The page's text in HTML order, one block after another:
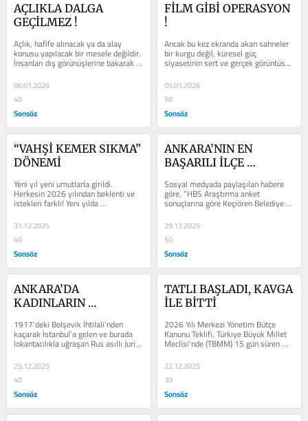
AÇLIKLA DALGA
GEÇİLMEZ !
Açlık, hafife alınacak ya da alay
konusu yapılacak bir mesele değildir.
İnsanları dış görünüşlerine bakarak
yargılamak, çoğu zaman...
06.01.2026
40
Sonsöz
FİLM GİBİ OPERASYON
!
Ancak bu kez ekranda akan sahneler
bir kurgu değil, küresel güç
siyasetinin sert ve gerçek görüntüsü
idi. ABD Başkanı Donald Trump’ın...
05.01.2026
50
Sonsöz
“VAHŞİ KEMER SIKMA”
DÖNEMİ
Yeni yıl yeni umutlarla girildi.
Herkesin 2026 yılından beklenti ve
istekleri farklı! Yeni yılda
sevdiklerine, ailesine, arkadaşlarına
en...
31.12.2025
40
Sonsöz
ANKARA’NIN EN
BAŞARILI İLÇE
BAŞKANLARI KİM?
Sosyal medyada paylaşılan habere
göre, “HBS Araştırma anket
sonuçlarına göre Keçiören Belediye
Başkanı Mesut Özarslan, 2025
yılında...
29.12.2025
50
Sonsöz
ANKARA’DA
KADINLARIN
1917’deki Bolşevik İhtilali’nden
kaçarak İstanbul’a gelen ve burada
lokantacılıkla uğraşan Rus asıllı Juri
Georges Karpovitch,...
25.12.2025
40
Sonsöz
TATLI BAŞLADI, KAVGA
İLE BİTTİ
2026 Yılı Merkezi Yönetim Bütçe
Kanunu Teklifi, Türkiye Büyük Millet
Meclisi’nde (TBMM) 15 gün süren
yoğun ve gergin görüşmelerin...
22.12.2025
30
Sonsöz